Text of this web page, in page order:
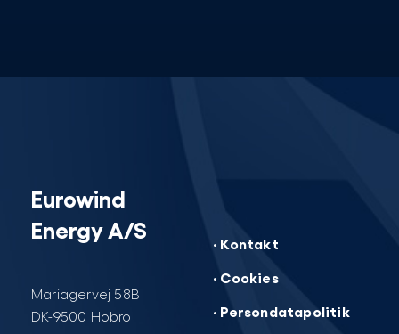
Eurowind
Energy A/S
Mariagervej 58B
DK-9500 Hobro
· Kontakt
· Cookies
· Persondatapolitik